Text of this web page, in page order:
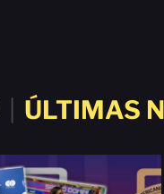
ÚLTIMAS